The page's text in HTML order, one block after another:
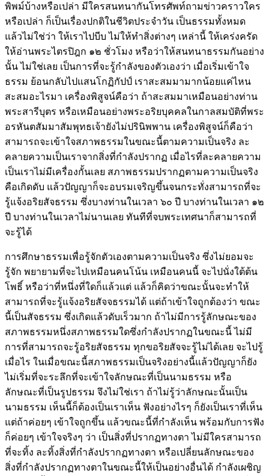
พิพม์บ้างหรือเปล่า มีใครสนทนากันโทรศัพท์ถามข่าวคราวใคร
หรือเปล่า ก็เป็นเรื่องปกติในชีวิตประจำวัน เป็นธรรมทั้งหมด
แล้วไม่ใช่ว่า ให้เราไปบีบ ไม่ให้ทำสิ่งต่างๆ เหล่านี้ ให้เคร่งครัด
ให้อ่านพระไตรปิฎก ๑๒ ชั่วโมง หรือว่าให้สนทนาธรรมกันอย่าง
นั้น ไม่ใช่เลย เป็นการที่จะรู้กำลังของตัวเองว่า เมื่อเริ่มเข้าใจ
ธรรม ย้อนกลับไปแสนโกฏิกัปป์ เราสะสมมามากน้อยแค่ไหน
สะสมอะไรมา เครื่องพิสูจน์คือว่า ถ้าสะสมมาเหมือนอย่างท่าน
พระสารีบุตร หรือเหมือนอย่างพระอริยบุคคลในกาลสมบัติที่พระ
อรหันตสัมมาสัมพุทธเจ้ายังไม่ปรินิพพาน เครื่องพิสูจน์ก็คือว่า
สามารถจะเข้าใจสภาพธรรมในขณะนี้ตามความเป็นจริง ละ
คลายความเป็นเราจากสิ่งที่กำลังปรากฏ เมื่อไรที่ละคลายความ
เป็นเราไม่มีเครื่องกั้นเลย สภาพธรรมปรากฏตามความเป็นจริง
คือเกิดดับ แล้วปัญญาก็จะอบรมเจริญขึ้นจนกระทั่งสามารถที่จะ
รู้แจ้งอริยสัจธรรม ซึ่งบางท่านในเวลา ๖๐ ปี บางท่านในเวลา ๑๒
ปี บางท่านในเวลาไม่นานเลย ทันทีที่จบพระเทศนาก็สามารถที่
จะรู้ได้
การศึกษาธรรมเพื่อรู้จักตัวเองตามความเป็นจริง ซึ่งไม่ยอมจะ
รู้จัก พยายามที่จะไปเหมือนคนโน้น เหมือนคนนี้ จะไปนั่งใต้ต้น
โพธิ์ หรือว่าที่หนึ่งที่ใดก็แล้วแต่ แล้วก็คิดว่าขณะนั้นจะทำให้
สามารถที่จะรู้แจ้งอริยสัจจธรรมได้ แต่ถ้าเข้าใจถูกต้องว่า ขณะ
นี้เป็นสัจธรรม ซึ่งเกิดแล้วดับเร็วมาก ถ้าไม่มีการรู้ลักษณะของ
สภาพธรรมหนึ่งสภาพธรรมใดซึ่งกำลังปรากฏในขณะนี้ ไม่มี
การที่สามารถจะรู้อริยสัจธรรม ทุกขอริยสัจจะรู้ไม่ได้เลย จะไปรู้
เมื่อไร ในเมื่อขณะนี้สภาพธรรมเป็นจริงอย่างนี้แล้วปัญญาก็ยัง
ไม่เริ่มที่จะระลึกที่จะเข้าใจลักษณะที่เป็นนามธรรม หรือ
ลักษณะที่เป็นรูปธรรม จึงไม่ใช่เรา ถ้าไม่รู้ว่าลักษณะนั้นเป็น
นามธรรม เห็นนี้ก็ต้องเป็นเราเห็น ฟังอย่างไรๆ ก็ยังเป็นเราที่เห็น
แต่ถ้าค่อยๆ เข้าใจถูกขึ้น แล้วขณะนี้ที่กำลังเห็น พร้อมกับการฟัง
ก็ค่อยๆ เข้าใจจริงๆ ว่า เป็นสิ่งที่ปรากฏทางตา ไม่มีใครสามารถ
ที่จะทิ้ง ละทิ้งสิ่งที่กำลังปรากฏทางตา หรือเปลี่ยนลักษณะของ
สิ่งที่กำลังปรากฏทางตาในขณะนี้ให้เป็นอย่างอื่นได้ กำลังเผชิญ